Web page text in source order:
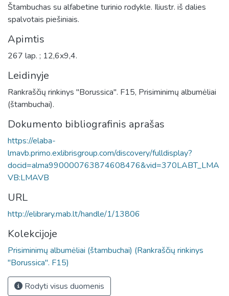
Štambuchas su alfabetine turinio rodykle. Iliustr. iš dalies
spalvotais piešiniais.
Apimtis
267 lap. ; 12,6x9,4.
Leidinyje
Rankraščių rinkinys "Borussica". F15, Prisiminimų albumėliai
(štambuchai).
Dokumento bibliografinis aprašas
https://elaba-
lmavb.primo.exlibrisgroup.com/discovery/fulldisplay?
docid=alma990000763874608476&vid=370LABT_LMA
VB:LMAVB
URL
http://elibrary.mab.lt/handle/1/13806
Kolekcijoje
Prisiminimų albumėliai (štambuchai) (Rankraščių rinkinys
"Borussica". F15)
Rodyti visus duomenis